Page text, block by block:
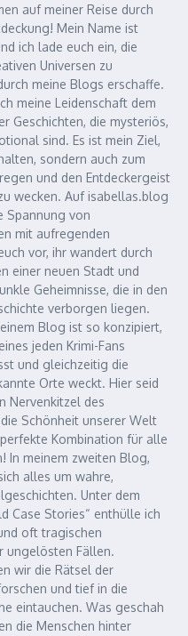
auf meiner Reise durch
Mein Name ist
ich lade euch ein, die
Universen zu
meine Blogs erschaffe.
meine Leidenschaft dem
Geschichten, die mysteriös,
sind. Es ist mein Ziel,
sondern auch zum
und den Entdeckergeist
wecken. Auf isabellas.blog
Spannung von
mit aufregenden
vor, ihr wandert durch
einer neuen Stadt und
Geheimnisse, die in den
verborgen liegen.
Blog ist so konzipiert,
jeden Krimi-Fans
und gleichzeitig die
Orte weckt. Hier seid
Nervenkitzel des
Schönheit unserer Welt
Kombination für alle
In meinem zweiten Blog,
alles um wahre,
Unter dem
Case Stories“ enthülle ich
oft tragischen
ungelösten Fällen.
wir die Rätsel der
und tief in die
eintauchen. Was geschah
die Menschen hinter